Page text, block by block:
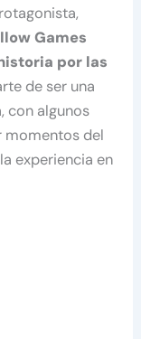
Games
por las
de ser una
con algunos
momentos del
experiencia en